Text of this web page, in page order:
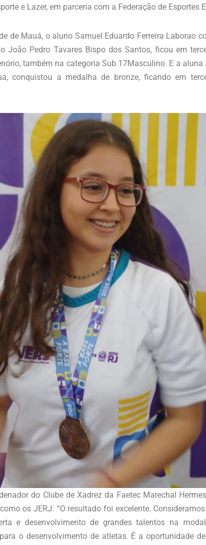
e Lazer, em parceria com a Federação de Esportes
de Mauá, o aluno Samuel Eduardo Ferreira Laborao
João Pedro Tavares Bispo dos Santos, ficou em
também na categoria Sub 17Masculino. E a
conquistou a medalha de bronze, ficando em
do Clube de Xadrez da Faetec Marechal
os JERJ: “O resultado foi excelente.
e desenvolvimento de grandes talentos na
o desenvolvimento de atletas. É a oportunidade